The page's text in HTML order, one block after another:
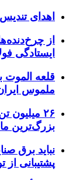
اهدای
ایستادگی
قلعه الموت
ملموس
۲۶
بزرگ‌ترین
نباید برق
پشتیبانی از